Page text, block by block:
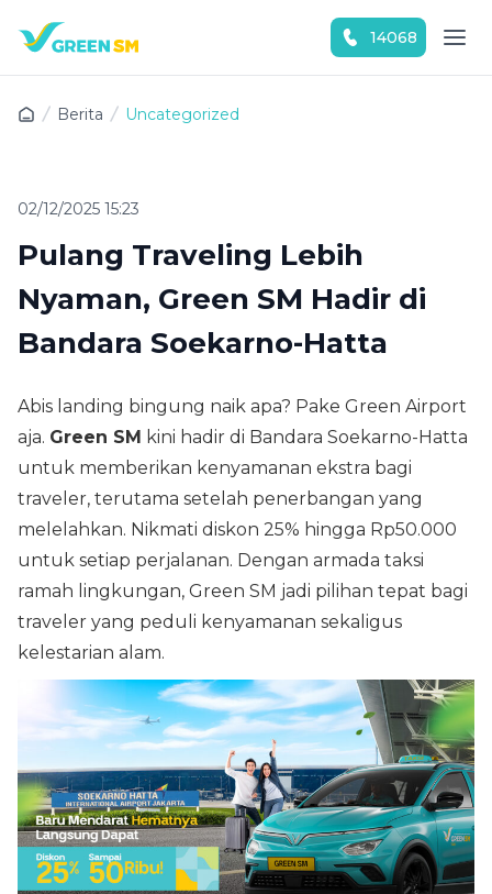
14068
Berita Uncategorized
02/12/2025 15:23
Pulang Traveling Lebih
Nyaman, Green SM Hadir di
Bandara Soekarno-Hatta
Abis landing bingung naik apa? Pake Green Airport
aja. Green SM kini hadir di Bandara Soekarno-Hatta
untuk memberikan kenyamanan ekstra bagi
traveler, terutama setelah penerbangan yang
melelahkan. Nikmati diskon 25% hingga Rp50.000
untuk setiap perjalanan. Dengan armada taksi
ramah lingkungan, Green SM jadi pilihan tepat bagi
traveler yang peduli kenyamanan sekaligus
kelestarian alam.